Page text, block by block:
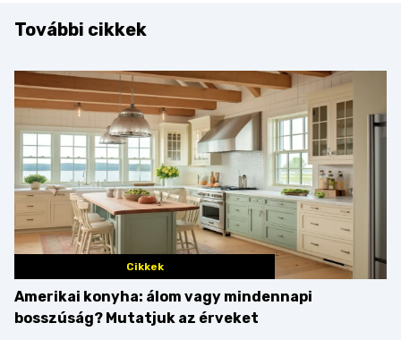
További cikkek
Cikkek
Amerikai konyha: álom vagy mindennapi
bosszúság? Mutatjuk az érveket